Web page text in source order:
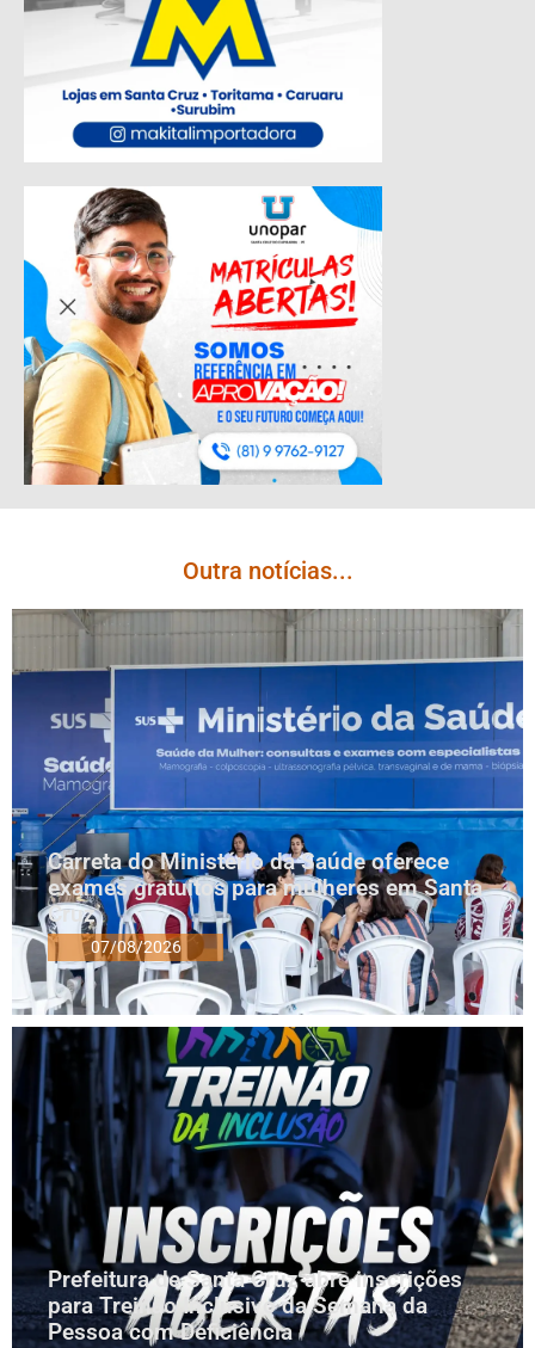
Outra notícias...
Carreta do Ministério da Saúde oferece
exames gratuitos para mulheres em Santa
Cruz
07/08/2026
Prefeitura de Santa Cruz abre inscrições
para Treinão Inclusivo da Semana da
Pessoa com Deficiência